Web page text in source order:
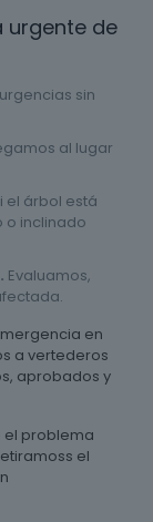
urgente de
sin
al lugar
el árbol está
o inclinado
Evaluamos,
en
a vertederos
aprobados y
el problema
el